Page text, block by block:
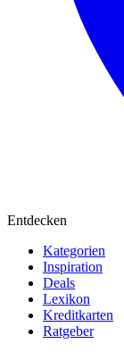
Entdecken
Kategorien
Inspiration
Deals
Lexikon
Kreditkarten
Ratgeber